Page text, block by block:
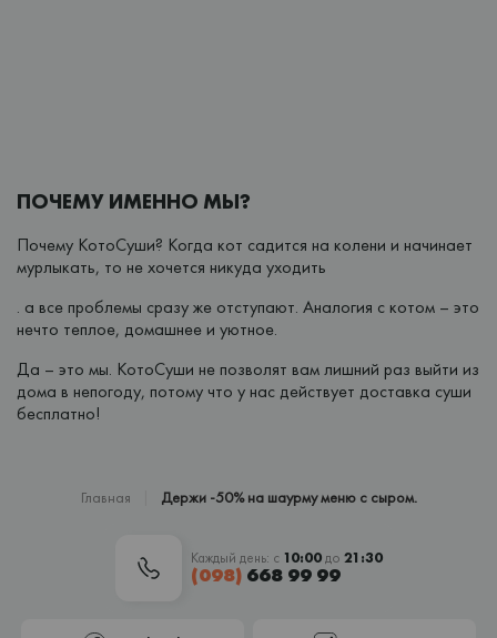
ПОЧЕМУ ИМЕННО МЫ?
Почему КотоСуши? Когда кот садится на колени и начинает
мурлыкать, то не хочется никуда уходить
. а все проблемы сразу же отступают. Аналогия с котом – это
нечто теплое, домашнее и уютное.
Да – это мы. КотоСуши не позволят вам лишний раз выйти из
дома в непогоду, потому что у нас действует доставка суши
бесплатно!
Главная Держи -50% на шаурму меню с сыром.
Каждый день: с 10:00до 21:30
(098)668 99 99